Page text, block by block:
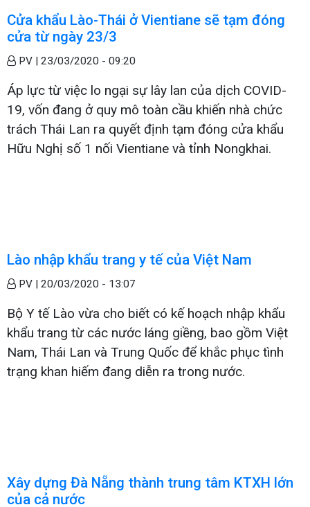
Cửa khẩu Lào-Thái ở Vientiane sẽ tạm đóng
cửa từ ngày 23/3
PV | 23/03/2020 - 09:20
Áp lực từ việc lo ngại sự lây lan của dịch COVID-
19, vốn đang ở quy mô toàn cầu khiến nhà chức
trách Thái Lan ra quyết định tạm đóng cửa khẩu
Hữu Nghị số 1 nối Vientiane và tỉnh Nongkhai.
Lào nhập khẩu trang y tế của Việt Nam
PV | 20/03/2020 - 13:07
Bộ Y tế Lào vừa cho biết có kế hoạch nhập khẩu
khẩu trang từ các nước láng giềng, bao gồm Việt
Nam, Thái Lan và Trung Quốc để khắc phục tình
trạng khan hiếm đang diễn ra trong nước.
Xây dựng Đà Nẵng thành trung tâm KTXH lớn
của cả nước